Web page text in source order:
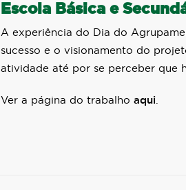
Escola Básica e
A experiência do Dia do
sucesso e o visionamento do
atividade até por se perceber que
Ver a página do trabalho aqui.